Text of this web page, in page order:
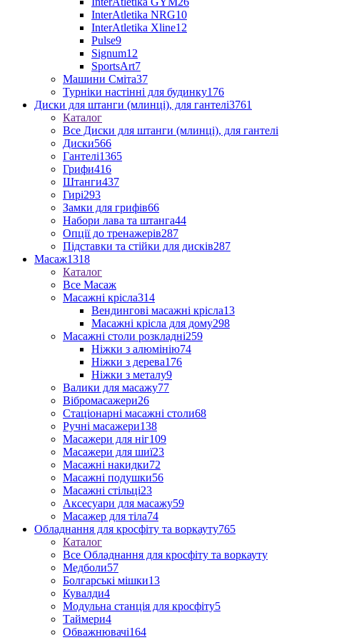
InterAtletika NRG10
InterAtletika Xline12
Pulse9
Signum12
SportsArt7
Машини Сміта37
Турніки настінні для будинку176
Диски для штанги (млинці), для гантелі3761
Каталог
Все Диски для штанги (млинці), для гантелі
Диски566
Гантелі1365
Грифи416
Штанги437
Гирі293
Замки для грифів66
Набори лава та штанга44
Опції до тренажерів287
Підставки та стійки для дисків287
Масаж1318
Каталог
Все Масаж
Масажні крісла314
Вендингові масажні крісла13
Масажні крісла для дому298
Масажні столи розкладні259
Ніжки з алюмінію74
Ніжки з дерева176
Ніжки з металу9
Валики для масажу77
Вібромасажери26
Стаціонарні масажні столи68
Ручні масажери138
Масажери для ніг109
Масажери для шиї23
Масажні накидки72
Масажні подушки56
Масажні стільці23
Аксесуари для масажу59
Масажер для тіла74
Обладнання для кросфіту та воркауту765
Каталог
Все Обладнання для кросфіту та воркауту
Медболи57
Болгарські мішки13
Кувалди4
Модульна станція для кросфіту5
Таймери4
Обважнювачі164